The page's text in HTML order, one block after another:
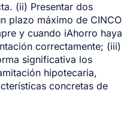
(ii) Presentar dos
plazo máximo de CINCO
y cuando iAhorro haya
correctamente; (iii)
significativa los
hipotecaria,
concretas de